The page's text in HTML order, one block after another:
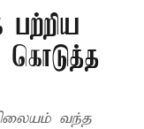
கொடுத்த
வந்த